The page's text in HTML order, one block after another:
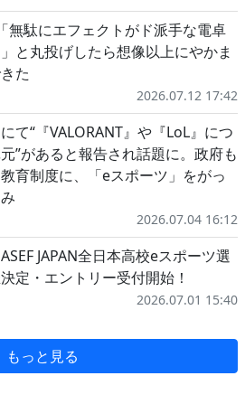
無駄にエフェクトがド派手な電卓
と丸投げしたら想像以上にやかま
た
2026.07.12 17:42
て“『VALORANT』や『LoL』につ
”があると報告され話題に。政府も
育制度に、「eスポーツ」をがっ
2026.07.04 16:12
JAPAN全日本高校eスポーツ選
定・エントリー受付開始！
2026.07.01 15:40
もっと見る